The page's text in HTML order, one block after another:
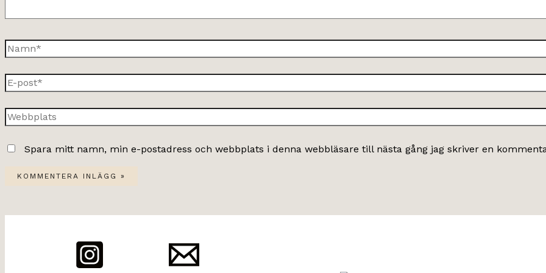
Namn*
E-
post*
Webbplats
Spara mitt namn, min e-postadress och webbplats i denna webbläsare till nästa gång jag skriver en